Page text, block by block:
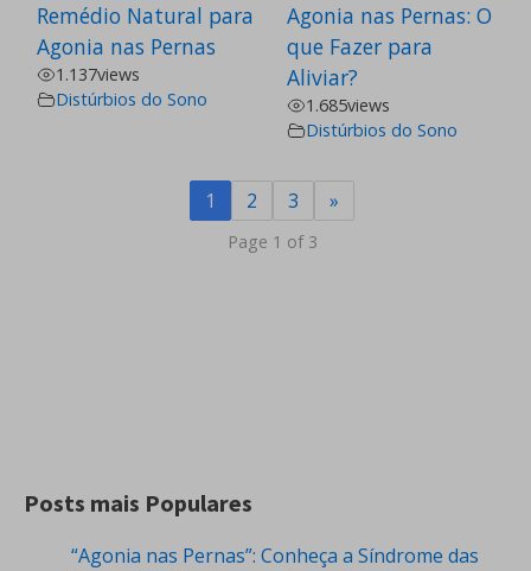
Remédio Natural para
Agonia nas Pernas
1.137views
Distúrbios do Sono
Agonia nas Pernas: O
que Fazer para
Aliviar?
1.685views
Distúrbios do Sono
1 2 3 »
Page 1 of 3
Posts mais Populares
“Agonia nas Pernas”: Conheça a Síndrome das